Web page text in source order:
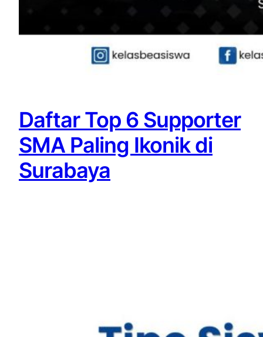
Daftar Top 6 Supporter
SMA Paling Ikonik di
Surabaya